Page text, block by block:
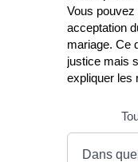
Vous
acceptation
mariage. Ce
justice mais
expliquer les
Dans